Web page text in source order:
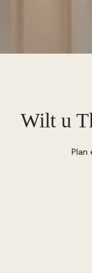
Wilt u
Plan